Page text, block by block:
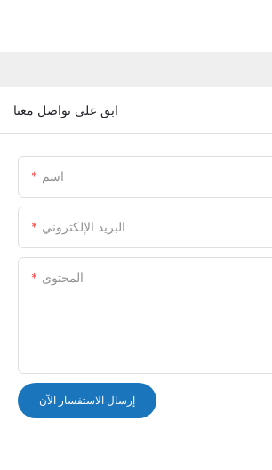
ابق على تواصل معنا
اسم
البريد الإلكتروني
المحتوى
إرسال الاستفسار الآن